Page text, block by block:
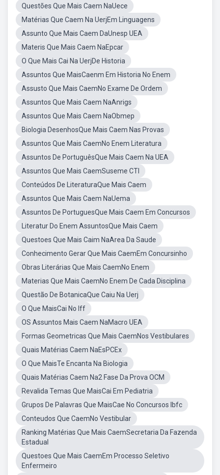
Questões Que Mais Caem NaUece
Matérias Que Caem Na UerjEm Linguagens
Assunto Que Mais Caem DaUnesp UEA
Materis Que Mais Caem NaEpcar
O Que Mais Cai Na UerjDe Historia
Assuntos Que MaisCaenm Em Historia No Enem
Assusto Que Mais CaemNo Exame De Ordem
Assuntos Que Mais Caem NaAnrigs
Assuntos Que Mais Caem NaObmep
Biologia DesenhosQue Mais Caem Nas Provas
Assuntos Que Mais CaemNo Enem Literatura
Assuntos De PortuguêsQue Mais Caem Na UEA
Assuntos Que Mais CaemSuseme CTI
Conteúdos De LiteraturaQue Mais Caem
Assuntos Que Mais Caem NaUema
Assuntos De PortuguesQue Mais Caem Em Concursos
Literatur Do Enem AssuntosQue Mais Caem
Questoes Que Mais Caim NaArea Da Saude
Conhecimento Gerar Que Mais CaemEm Concursinho
Obras Literárias Que Mais CaemNo Enem
Materias Que Mais CaemNo Enem De Cada Disciplina
Questão De BotanicaQue Caiu Na Uerj
O Que MaisCai No Iff
OS Assuntos Mais Caem NaMacro UEA
Formas Geometricas Que Mais CaemNos Vestibulares
Quais Matérias Caem NaEsPCEx
O Que MaisTe Encanta Na Biologia
Quais Matérias Caem Na2 Fase Da Prova OCM
Revalida Temas Que MaisCai Em Pediatria
Grupos De Palavras Que MaisCae No Concursos Ibfc
Conteudos Que CaemNo Vestibular
Ranking Matérias Que Mais CaemSecretaria Da Fazenda
Estadual
Questoes Que Mais CaemEm Processo Seletivo
Enfermeiro